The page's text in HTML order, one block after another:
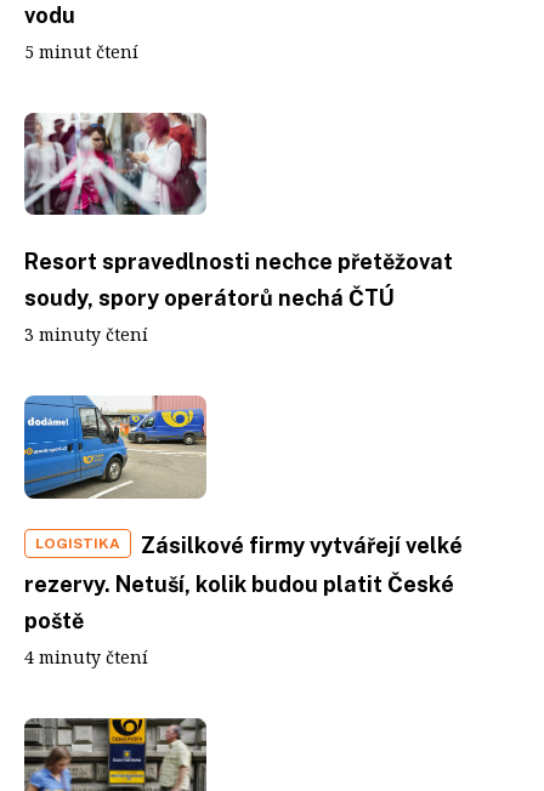
vodu
5 minut čtení
Resort spravedlnosti nechce přetěžovat
soudy, spory operátorů nechá ČTÚ
3 minuty čtení
LOGISTIKA
Zásilkové firmy vytvářejí velké
rezervy. Netuší, kolik budou platit České
poště
4 minuty čtení